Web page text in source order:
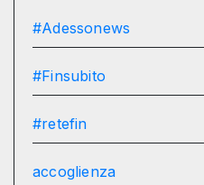
#Adessonews
#Finsubito
#retefin
accoglienza